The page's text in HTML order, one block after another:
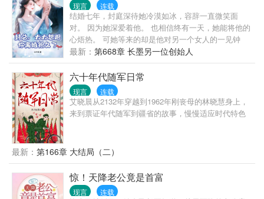
了。” - 后来。 谢弥凭一己之力把恋综变成癫综，节目
组从最初的无可奈何到最后含泪配合。 财阀公子喊她
爹，反差淑女成她迷妹，偏执少爷被她死死拿捏，恶
毒千金更是化身傲娇怪。 弹幕两级反转： - 神秘总裁
脑回路清奇，却唯独与她灵魂共振。 节目组配置心率
数也无法让他心率上升半分，她却只是站在那便令他
铃声大起。 再后来，他终于承认了。 “对，我上节目
就是冲她去的。” “我很早就认识她了。” 【永远不按套
路
现言 连载
结婚七年，封庭深待她冷漠如冰，容辞一直微笑面
对。 因为她深爱着他。 也相信终有一天，她能将他的
心焐热。 可她等来的却是他对另一个女人的一见钟
情，呵护备至。 她依旧苦苦坚守他们的婚姻。 直到她
生日当天，千里迢迢飞国外找他和女儿，他却带着女
儿去陪那个女人，丢她一个人独守空房。 她终于彻底
死心。 看着亲手带大的女儿要别的女人做她妈妈，容
辞也不再心疼。 拟好离婚协议，放弃抚养权，她潇洒
离去，从此对他们父女不闻不问，坐等离婚证办下
来。 放弃家庭，回归事业，昔日被所有人看不起的她
频繁，对她也越粘越紧。 得知她要离婚，向来矜贵冷
最新： 第668章 长墨另一位创始人
六十年代随军日常
现言 连载
艾晓晨从2132年穿越到1962年刚丧母的林晓慧身上，
来到票证年代随军到疆省的故事，慢慢适应时代特色
最新： 第166章 大结局（二）
惊！天降老公竟是首富
现言 连载